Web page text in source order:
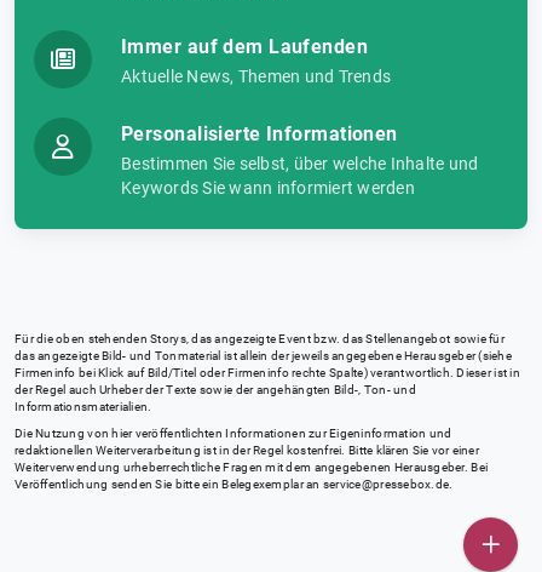
Immer auf dem Laufenden
Aktuelle News, Themen und Trends
Personalisierte Informationen
Bestimmen Sie selbst, über welche Inhalte und
Keywords Sie wann informiert werden
Für die oben stehenden Storys, das angezeigte Event bzw. das Stellenangebot sowie für
das angezeigte Bild- und Tonmaterial ist allein der jeweils angegebene Herausgeber (siehe
Firmeninfo bei Klick auf Bild/Titel oder Firmeninfo rechte Spalte) verantwortlich. Dieser ist in
der Regel auch Urheber der Texte sowie der angehängten Bild-, Ton- und
Informationsmaterialien.
Die Nutzung von hier veröffentlichten Informationen zur Eigeninformation und
redaktionellen Weiterverarbeitung ist in der Regel kostenfrei. Bitte klären Sie vor einer
Weiterverwendung urheberrechtliche Fragen mit dem angegebenen Herausgeber. Bei
Veröffentlichung senden Sie bitte ein Belegexemplar an service@pressebox.de